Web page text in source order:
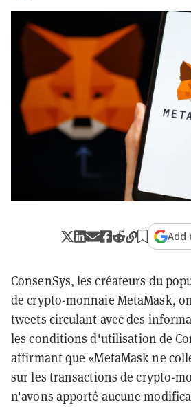
Add
ConsenSys, les créateurs du
de crypto-monnaie MetaMask,
tweets circulant avec des
les conditions d'utilisation de
affirmant que «MetaMask ne
sur les transactions de crypto-
n'avons apporté aucune